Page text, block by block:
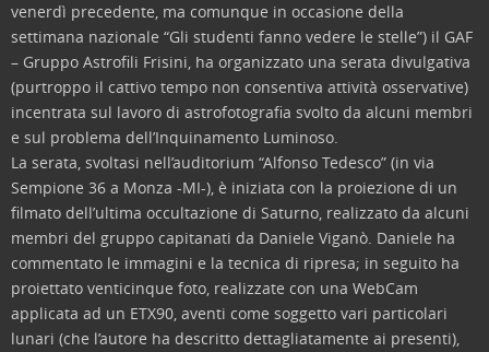
venerdì precedente, ma comunque in occasione della
settimana nazionale “Gli studenti fanno vedere le stelle”) il GAF
– Gruppo Astrofili Frisini, ha organizzato una serata divulgativa
(purtroppo il cattivo tempo non consentiva attività osservative)
incentrata sul lavoro di astrofotografia svolto da alcuni membri
e sul problema dell’Inquinamento Luminoso.
La serata, svoltasi nell’auditorium “Alfonso Tedesco” (in via
Sempione 36 a Monza -MI-), è iniziata con la proiezione di un
filmato dell’ultima occultazione di Saturno, realizzato da alcuni
membri del gruppo capitanati da Daniele Viganò. Daniele ha
commentato le immagini e la tecnica di ripresa; in seguito ha
proiettato venticinque foto, realizzate con una WebCam
applicata ad un ETX90, aventi come soggetto vari particolari
lunari (che l’autore ha descritto dettagliatamente ai presenti),